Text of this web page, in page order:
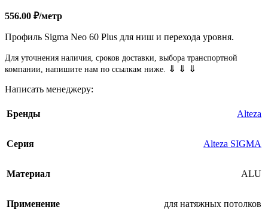
556.00 ₽/метр
Профиль Sigma Neo 60 Plus для ниш и перехода уровня.
Для уточнения наличия, сроков доставки, выбора транспортной
компании, напишите нам по ссылкам ниже. ⇓ ⇓ ⇓
Написать менеджеру:
Бренды Alteza
Серия Alteza SIGMA
Материал ALU
Применение для натяжных потолков